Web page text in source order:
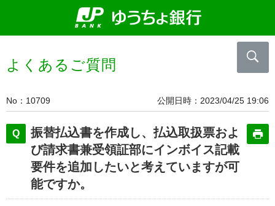
よくあるご質問
No 10709 公開日時 2023/04/25 19:06
振替払込書を作成し、払込取扱票およ
び請求書兼受領証部にインボイス記載
要件を追加したいと考えていますが可
能ですか。